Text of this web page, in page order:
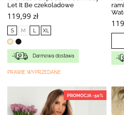
Let It Be czekoladowe
119,99 zł
S M L XL
Darmowa dostawa
PRAWIE WYPRZEDANE
PROMOCJA -50%